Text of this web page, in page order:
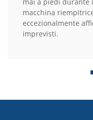
mai a piedi durante
macchina
eccezionalmente
imprevisti.